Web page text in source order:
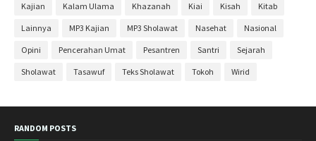
Februari 2020
September 2019
Kajian Kalam Ulama Khazanah Kiai Kisah Kitab
Lainnya MP3 Kajian MP3 Sholawat Nasehat Nasional
Opini Pencerahan Umat Pesantren Santri Sejarah
Sholawat Tasawuf Teks Sholawat Tokoh Wirid
RANDOM POSTS